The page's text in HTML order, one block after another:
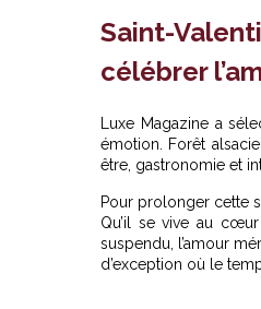
Saint-
célébrer
Luxe Magazine a
émotion. Forêt
être, gastronomie et
Pour prolonger cette
Qu’il se vive au
suspendu, l’amour
d’exception où le